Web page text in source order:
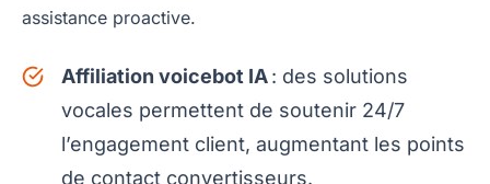
assistance proactive.
Affiliation voicebot IA: des solutions
vocales permettent de soutenir 24/7
l’engagement client, augmentant les points
de contact convertisseurs.